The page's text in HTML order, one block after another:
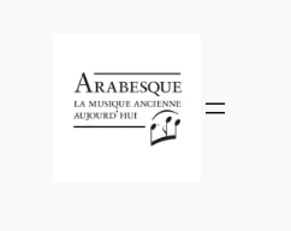
contenu